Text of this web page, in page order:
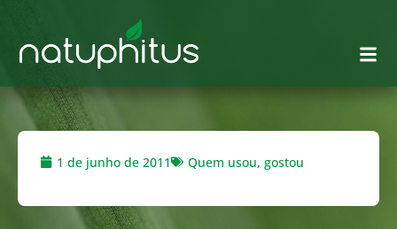
1 de junho de 2011 Quem usou, gostou